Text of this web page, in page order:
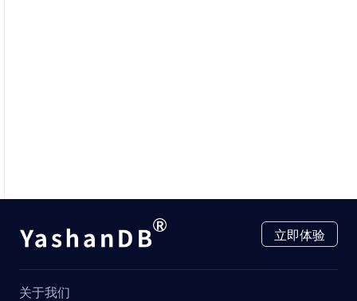
立即体验
关于我们